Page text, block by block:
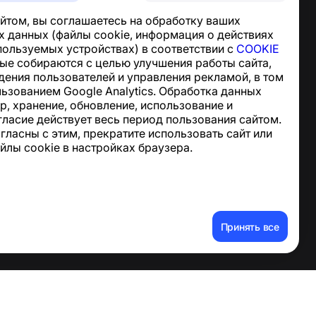
вы соглашаетесь на обработку ваших
данных (файлы cookie, информация о действиях
устройствах) в соответствии с COOKIE
собираются с целью улучшения работы сайта,
пользователей и управления рекламой, в том
Google Analytics. Обработка данных
хранение, обновление, использование и
действует весь период пользования сайтом.
с этим, прекратите использовать сайт или
cookie в настройках браузера.
Принять все
Новости и статьи
О проекте
Контакты
данные